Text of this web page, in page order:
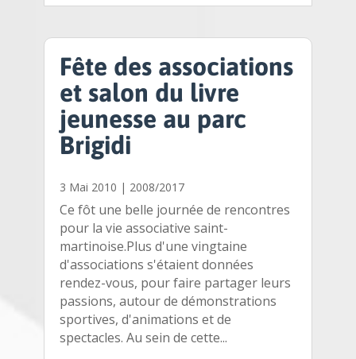
Fête des associations
et salon du livre
jeunesse au parc
Brigidi
3 Mai 2010 | 2008/2017
Ce fôt une belle journée de rencontres
pour la vie associative saint-
martinoise.Plus d'une vingtaine
d'associations s'étaient données
rendez-vous, pour faire partager leurs
passions, autour de démonstrations
sportives, d'animations et de
spectacles. Au sein de cette...